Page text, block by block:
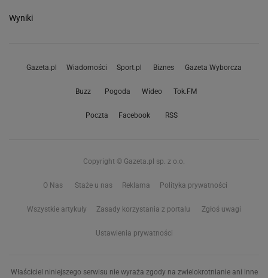
Wyniki
Gazeta.pl Wiadomości Sport.pl Biznes Gazeta Wyborcza
Buzz Pogoda Wideo Tok.FM
Poczta Facebook RSS
Copyright © Gazeta.pl sp. z o.o.
O Nas Staże u nas Reklama Polityka prywatności
Wszystkie artykuły Zasady korzystania z portalu Zgłoś uwagi
Ustawienia prywatności
Właściciel niniejszego serwisu nie wyraża zgody na zwielokrotnianie ani inne